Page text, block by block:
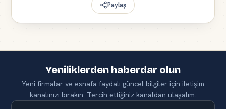
Paylaş
Yeniliklerden haberdar olun
Yeni firmalar ve esnafa faydalı güncel bilgiler için iletişim
kanalınızı bırakın. Tercih ettiğiniz kanaldan ulaşalım.